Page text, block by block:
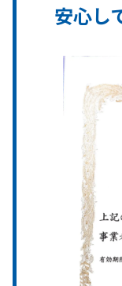
安心し